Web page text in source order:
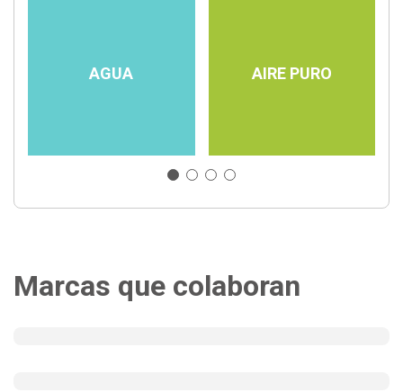
AGUA AIRE PURO
Marcas que colaboran